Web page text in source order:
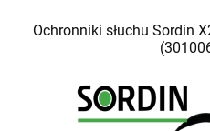
Ochronniki słuchu Sordin